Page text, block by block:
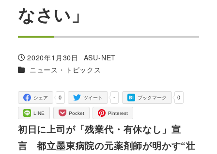
なさい」
投稿日
2020年1月30日
著
者
ASU-NET
カテゴリー
ニュース・トピックス
0
シェア -
ツイート 0
ブックマーク
LINE Pocket Pinterest
初日に上司が「残業代・有休なし」宣
言 都立墨東病院の元薬剤師が明かす“壮